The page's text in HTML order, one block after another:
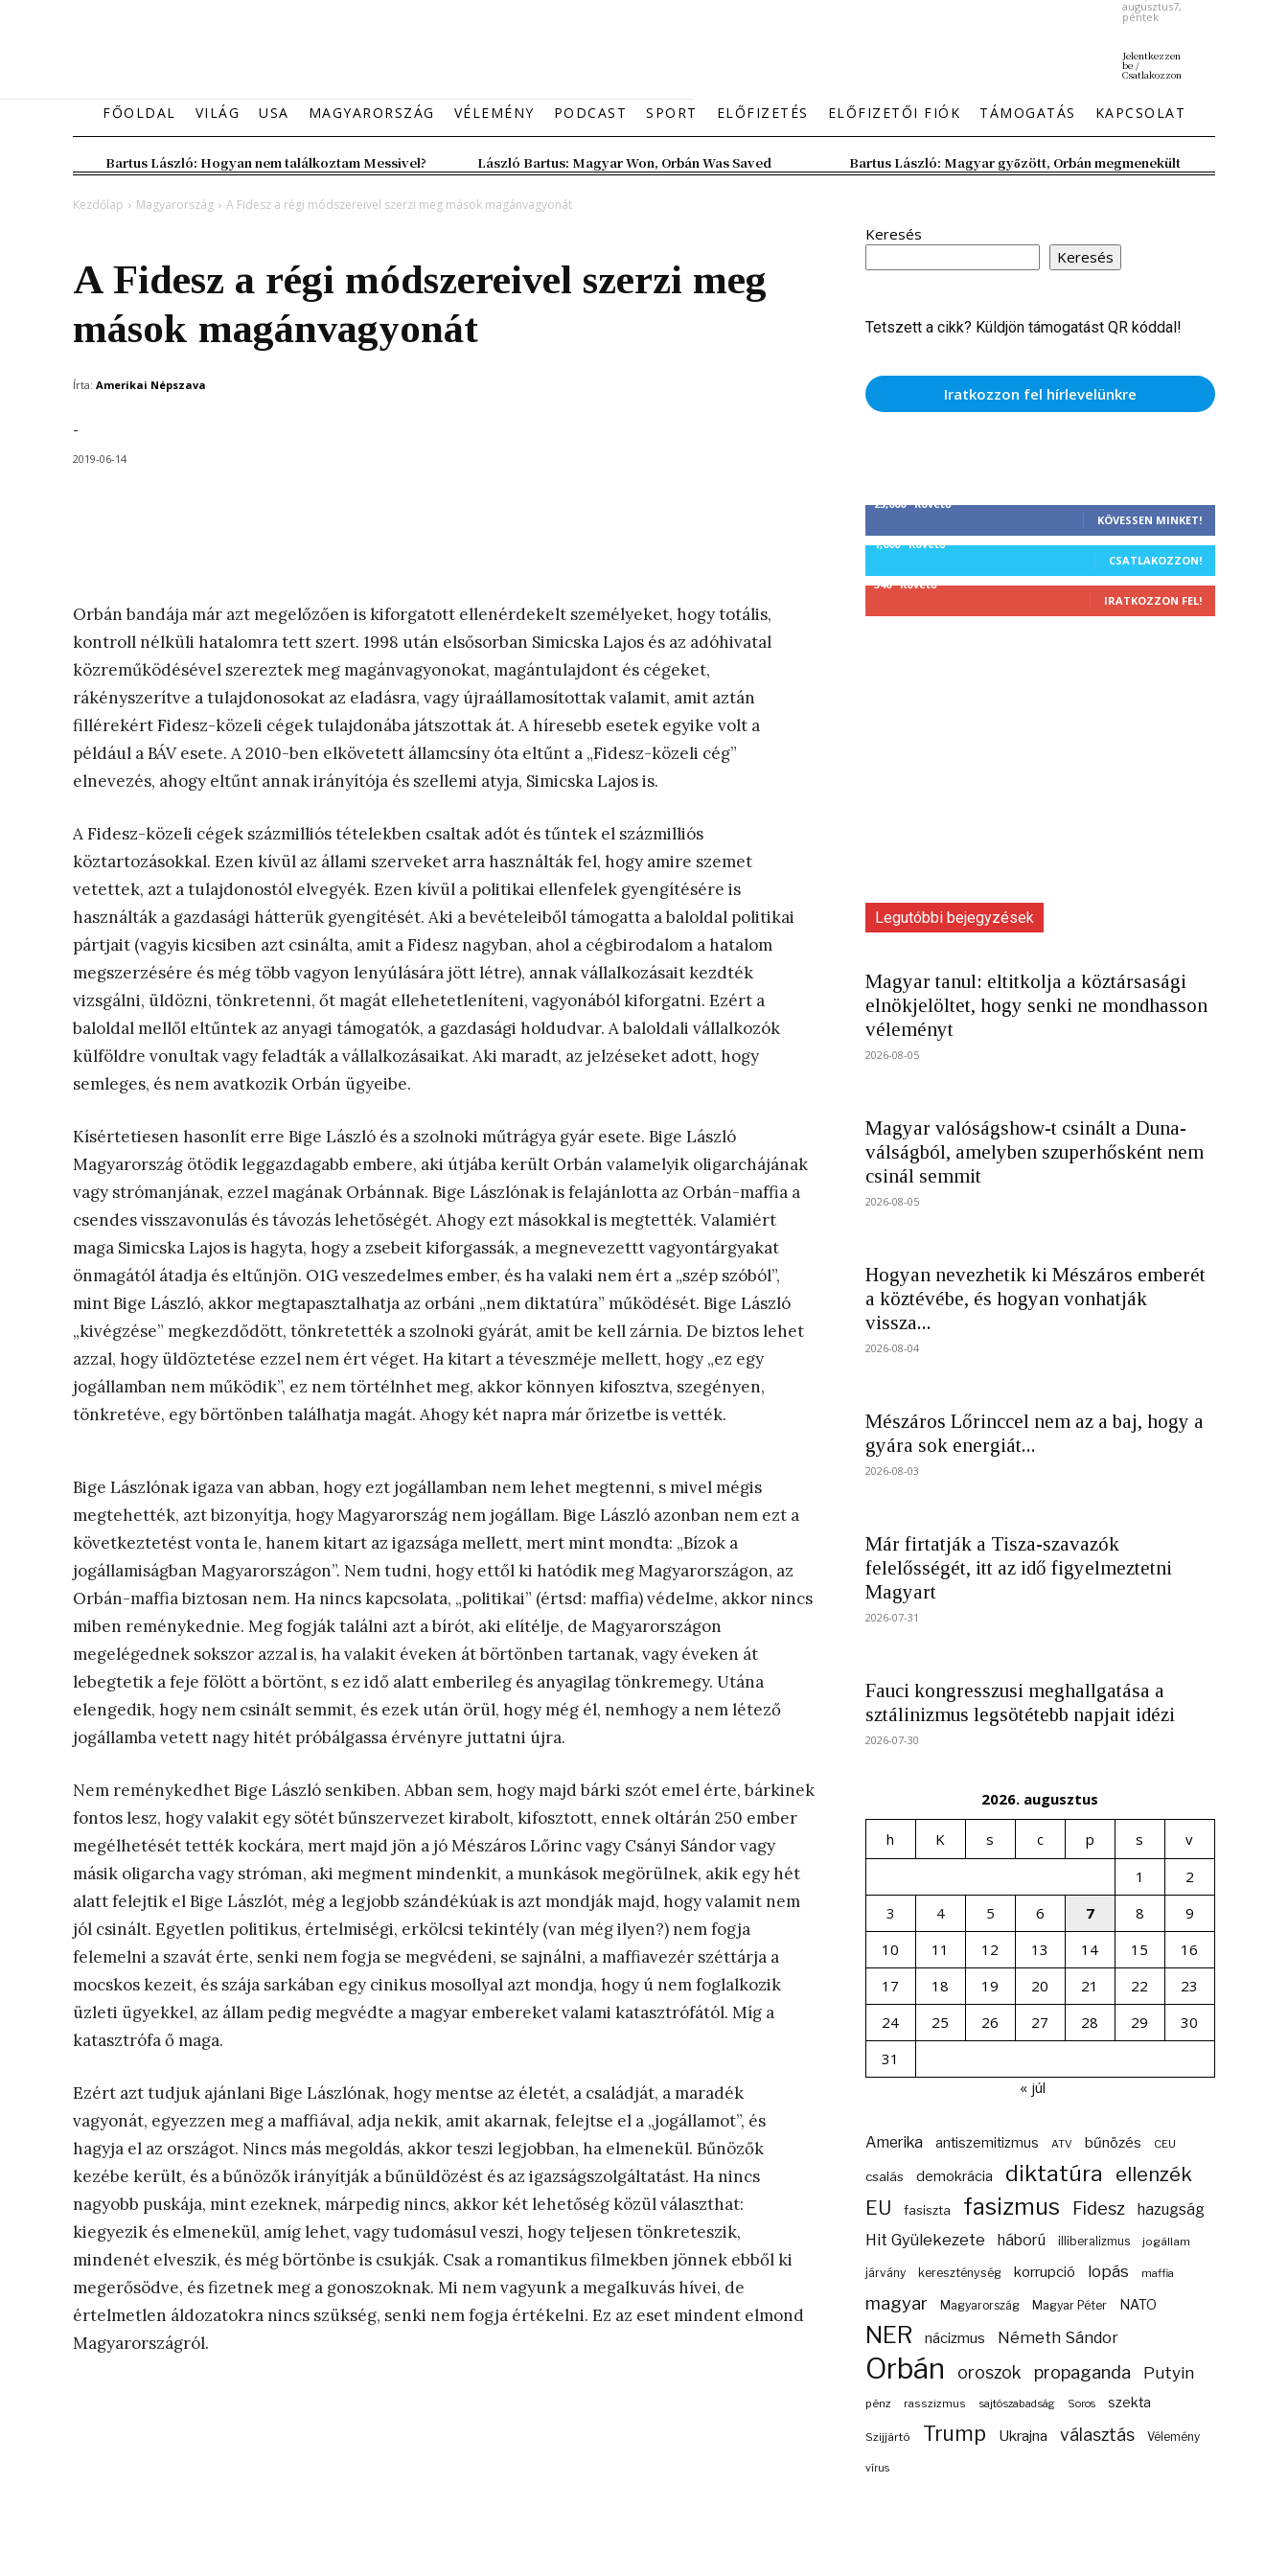
augusztus7,
péntek
Jelentkezzen
be /
Csatlakozzon
FŐOLDAL VILÁG USA MAGYARORSZÁG VÉLEMÉNY PODCAST SPORT ELŐFIZETÉS ELŐFIZETŐI FIÓK TÁMOGATÁS KAPCSOLAT
Bartus László: Hogyan nem találkoztam Messivel? László Bartus: Magyar Won, Orbán Was Saved Bartus László: Magyar győzött, Orbán megmenekült
Kezdőlap Magyarország A Fidesz a régi módszereivel szerzi meg mások magánvagyonát
A Fidesz a régi módszereivel szerzi meg
mások magánvagyonát
Írta: Amerikai Népszava
-
2019-06-14
Orbán bandája már azt megelőzően is kiforgatott ellenérdekelt személyeket, hogy totális,
kontroll nélküli hatalomra tett szert. 1998 után elsősorban Simicska Lajos és az adóhivatal
közreműködésével szereztek meg magánvagyonokat, magántulajdont és cégeket,
rákényszerítve a tulajdonosokat az eladásra, vagy újraállamosítottak valamit, amit aztán
fillérekért Fidesz-közeli cégek tulajdonába játszottak át. A híresebb esetek egyike volt a
például a BÁV esete. A 2010-ben elkövetett államcsíny óta eltűnt a „Fidesz-közeli cég”
elnevezés, ahogy eltűnt annak irányítója és szellemi atyja, Simicska Lajos is.
A Fidesz-közeli cégek százmilliós tételekben csaltak adót és tűntek el százmilliós
köztartozásokkal. Ezen kívül az állami szerveket arra használták fel, hogy amire szemet
vetettek, azt a tulajdonostól elvegyék. Ezen kívül a politikai ellenfelek gyengítésére is
használták a gazdasági hátterük gyengítését. Aki a bevételeiből támogatta a baloldal politikai
pártjait (vagyis kicsiben azt csinálta, amit a Fidesz nagyban, ahol a cégbirodalom a hatalom
megszerzésére és még több vagyon lenyúlására jött létre), annak vállalkozásait kezdték
vizsgálni, üldözni, tönkretenni, őt magát ellehetetleníteni, vagyonából kiforgatni. Ezért a
baloldal mellől eltűntek az anyagi támogatók, a gazdasági holdudvar. A baloldali vállalkozók
külföldre vonultak vagy feladták a vállalkozásaikat. Aki maradt, az jelzéseket adott, hogy
semleges, és nem avatkozik Orbán ügyeibe.
Kísértetiesen hasonlít erre Bige László és a szolnoki műtrágya gyár esete. Bige László
Magyarország ötödik leggazdagabb embere, aki útjába került Orbán valamelyik oligarchájának
vagy strómanjának, ezzel magának Orbánnak. Bige Lászlónak is felajánlotta az Orbán-maffia a
csendes visszavonulás és távozás lehetőségét. Ahogy ezt másokkal is megtették. Valamiért
maga Simicska Lajos is hagyta, hogy a zsebeit kiforgassák, a megnevezettt vagyontárgyakat
önmagától átadja és eltűnjön. O1G veszedelmes ember, és ha valaki nem ért a „szép szóból”,
mint Bige László, akkor megtapasztalhatja az orbáni „nem diktatúra” működését. Bige László
„kivégzése” megkezdődött, tönkretették a szolnoki gyárát, amit be kell zárnia. De biztos lehet
azzal, hogy üldöztetése ezzel nem ért véget. Ha kitart a téveszméje mellett, hogy „ez egy
jogállamban nem működik”, ez nem törtélnhet meg, akkor könnyen kifosztva, szegényen,
tönkretéve, egy börtönben találhatja magát. Ahogy két napra már őrizetbe is vették.
Bige Lászlónak igaza van abban, hogy ezt jogállamban nem lehet megtenni, s mivel mégis
megtehették, azt bizonyítja, hogy Magyarország nem jogállam. Bige László azonban nem ezt a
következtetést vonta le, hanem kitart az igazsága mellett, mert mint mondta: „Bízok a
jogállamiságban Magyarországon”. Nem tudni, hogy ettől ki hatódik meg Magyarországon, az
Orbán-maffia biztosan nem. Ha nincs kapcsolata, „politikai” (értsd: maffia) védelme, akkor nincs
miben reménykednie. Meg fogják találni azt a bírót, aki elítélje, de Magyarországon
megelégednek sokszor azzal is, ha valakit éveken át börtönben tartanak, vagy éveken át
lebegtetik a feje fölött a börtönt, s ez idő alatt emberileg és anyagilag tönkremegy. Utána
elengedik, hogy nem csinált semmit, és ezek után örül, hogy még él, nemhogy a nem létező
jogállamba vetett nagy hitét próbálgassa érvényre juttatni újra.
Nem reménykedhet Bige László senkiben. Abban sem, hogy majd bárki szót emel érte, bárkinek
fontos lesz, hogy valakit egy sötét bűnszervezet kirabolt, kifosztott, ennek oltárán 250 ember
megélhetését tették kockára, mert majd jön a jó Mészáros Lőrinc vagy Csányi Sándor vagy
másik oligarcha vagy stróman, aki megment mindenkit, a munkások megörülnek, akik egy hét
alatt felejtik el Bige Lászlót, még a legjobb szándékúak is azt mondják majd, hogy valamit nem
jól csinált. Egyetlen politikus, értelmiségi, erkölcsi tekintély (van még ilyen?) nem fogja
felemelni a szavát érte, senki nem fogja se megvédeni, se sajnálni, a maffiavezér széttárja a
mocskos kezeit, és szája sarkában egy cinikus mosollyal azt mondja, hogy ú nem foglalkozik
üzleti ügyekkel, az állam pedig megvédte a magyar embereket valami katasztrófától. Míg a
katasztrófa ő maga.
Ezért azt tudjuk ajánlani Bige Lászlónak, hogy mentse az életét, a családját, a maradék
vagyonát, egyezzen meg a maffiával, adja nekik, amit akarnak, felejtse el a „jogállamot”, és
hagyja el az országot. Nincs más megoldás, akkor teszi legjobban, ha elmenekül. Bűnözők
kezébe került, és a bűnözők irányítják a bűnüldözést és az igazságszolgáltatást. Ha nincs
nagyobb puskája, mint ezeknek, márpedig nincs, akkor két lehetőség közül választhat:
kiegyezik és elmenekül, amíg lehet, vagy tudomásul veszi, hogy teljesen tönkreteszik,
mindenét elveszik, és még börtönbe is csukják. Csak a romantikus filmekben jönnek ebből ki
megerősödve, és fizetnek meg a gonoszoknak. Mi nem vagyunk a megalkuvás hívei, de
értelmetlen áldozatokra nincs szükség, senki nem fogja értékelni. Ez az eset mindent elmond
Magyarországról.
Keresés
Keresés
Tetszett a cikk? Küldjön támogatást QR kóddal!
Iratkozzon fel hírlevelünkre
25,000 Követő
KÖVESSEN MINKET!
1,000 Követő
CSATLAKOZZON!
340 Követő
IRATKOZZON FEL!
Legutóbbi bejegyzések
Magyar tanul: eltitkolja a köztársasági
elnökjelöltet, hogy senki ne mondhasson
véleményt
2026-08-05
Magyar valóságshow-t csinált a Duna-
válságból, amelyben szuperhősként nem
csinál semmit
2026-08-05
Hogyan nevezhetik ki Mészáros emberét
a köztévébe, és hogyan vonhatják
vissza...
2026-08-04
Mészáros Lőrinccel nem az a baj, hogy a
gyára sok energiát...
2026-08-03
Már firtatják a Tisza-szavazók
felelősségét, itt az idő figyelmeztetni
Magyart
2026-07-31
Fauci kongresszusi meghallgatása a
sztálinizmus legsötétebb napjait idézi
2026-07-30
2026. augusztus
h K s c p s
v
1
2
3
4 5 6 7 8
9
10
11 12 13 14 15
16
17
18 19 20 21 22
23
24
25 26 27 28 29
30
31
« júl
Amerika antiszemitizmus ATV bűnözés CEU
csalás demokrácia diktatúra ellenzék
EU fasiszta fasizmus Fidesz hazugság
Hit Gyülekezete háború illiberalizmus jogállam
járvány kereszténység korrupció lopás maffia
magyar Magyarország Magyar Péter NATO
NER nácizmus Németh Sándor
Orbán oroszok propaganda Putyin
pénz rasszizmus sajtószabadság Soros szekta
Szijjártó Trump Ukrajna választás Vélemény
vírus